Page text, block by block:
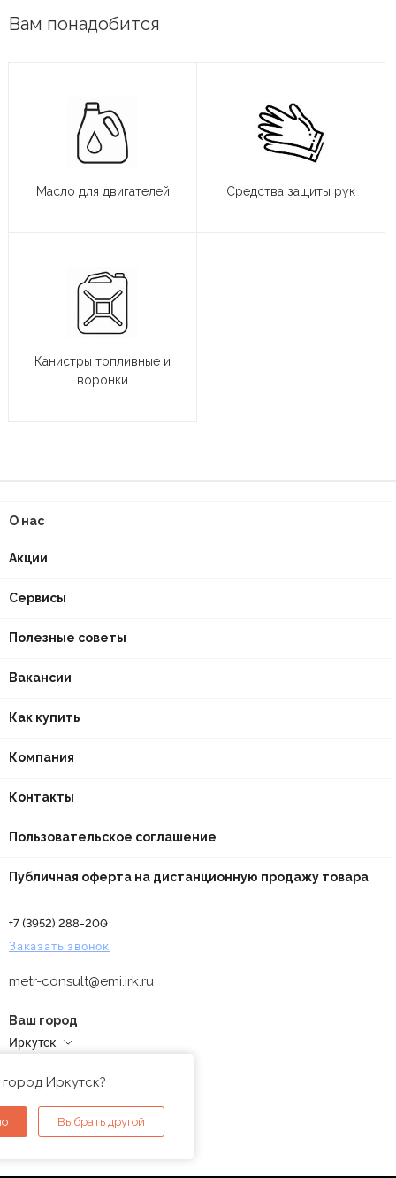
Вам понадобится
Масло для двигателей Средства защиты рук
Канистры топливные и
воронки
О нас
Акции
Сервисы
Полезные советы
Вакансии
Как купить
Компания
Контакты
Пользовательское соглашение
Публичная оферта на дистанционную продажу товара
+7 (3952) 288-200
Заказать звонок
metr-consult@emi.irk.ru
Ваш город
Иркутск
Иркутск?
Выбрать другой